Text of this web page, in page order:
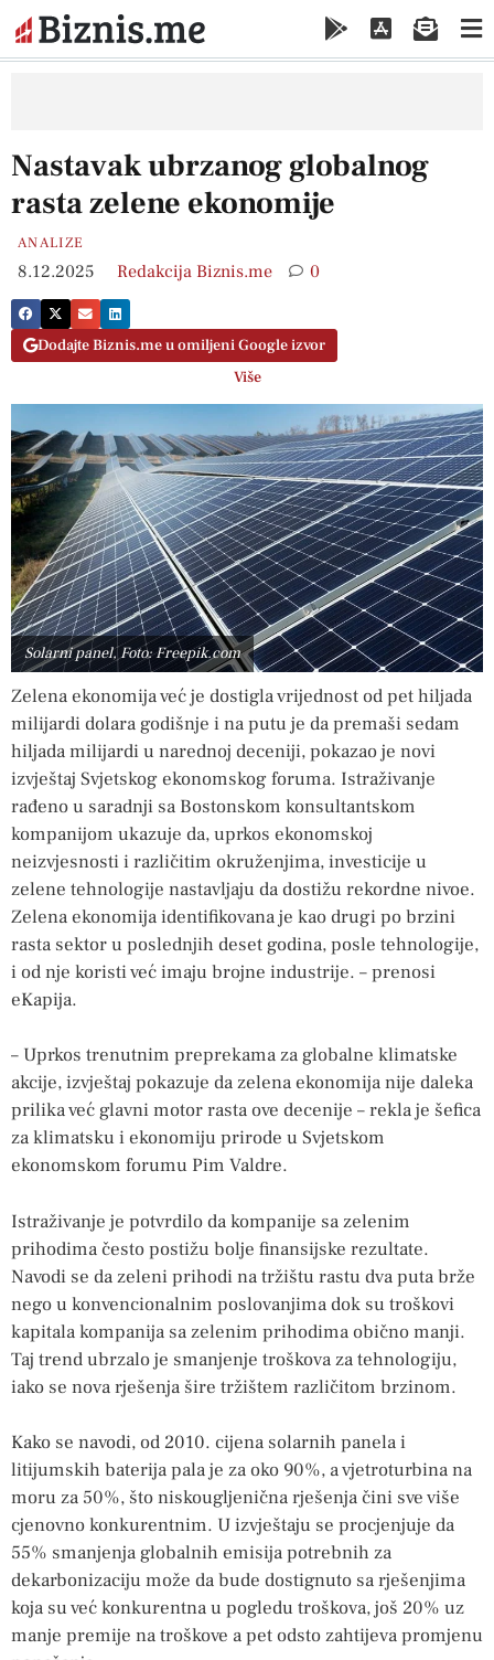
Nastavak ubrzanog globalnog
rasta zelene ekonomije
ANALIZE
8.12.2025 Redakcija Biznis.me 0
Dodajte Biznis.me u omiljeni Google izvor
Više
Solarni panel, Foto: Freepik.com
Zelena ekonomija već je dostigla vrijednost od pet hiljada
milijardi dolara godišnje i na putu je da premaši sedam
hiljada milijardi u narednoj deceniji, pokazao je novi
izvještaj Svjetskog ekonomskog foruma. Istraživanje
rađeno u saradnji sa Bostonskom konsultantskom
kompanijom ukazuje da, uprkos ekonomskoj
neizvjesnosti i različitim okruženjima, investicije u
zelene tehnologije nastavljaju da dostižu rekordne nivoe.
Zelena ekonomija identifikovana je kao drugi po brzini
rasta sektor u poslednjih deset godina, posle tehnologije,
i od nje koristi već imaju brojne industrije. – prenosi
eKapija.
– Uprkos trenutnim preprekama za globalne klimatske
akcije, izvještaj pokazuje da zelena ekonomija nije daleka
prilika već glavni motor rasta ove decenije – rekla je šefica
za klimatsku i ekonomiju prirode u Svjetskom
ekonomskom forumu Pim Valdre.
Istraživanje je potvrdilo da kompanije sa zelenim
prihodima često postižu bolje finansijske rezultate.
Navodi se da zeleni prihodi na tržištu rastu dva puta brže
nego u konvencionalnim poslovanjima dok su troškovi
kapitala kompanija sa zelenim prihodima obično manji.
Taj trend ubrzalo je smanjenje troškova za tehnologiju,
iako se nova rješenja šire tržištem različitom brzinom.
Kako se navodi, od 2010. cijena solarnih panela i
litijumskih baterija pala je za oko 90%, a vjetroturbina na
moru za 50%, što niskougljenična rješenja čini sve više
cjenovno konkurentnim. U izvještaju se procjenjuje da
55% smanjenja globalnih emisija potrebnih za
dekarbonizaciju može da bude dostignuto sa rješenjima
koja su već konkurentna u pogledu troškova, još 20% uz
manje premije na troškove a pet odsto zahtijeva promjenu